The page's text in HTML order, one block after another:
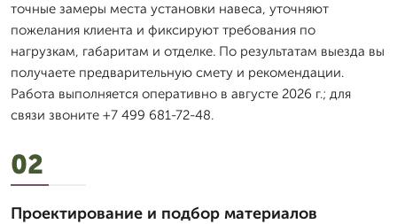
точные замеры места установки навеса, уточняют
пожелания клиента и фиксируют требования по
нагрузкам, габаритам и отделке. По результатам выезда вы
получаете предварительную смету и рекомендации.
Работа выполняется оперативно в августе 2026 г.; для
связи звоните +7 499 681-72-48.
02
Проектирование и подбор материалов